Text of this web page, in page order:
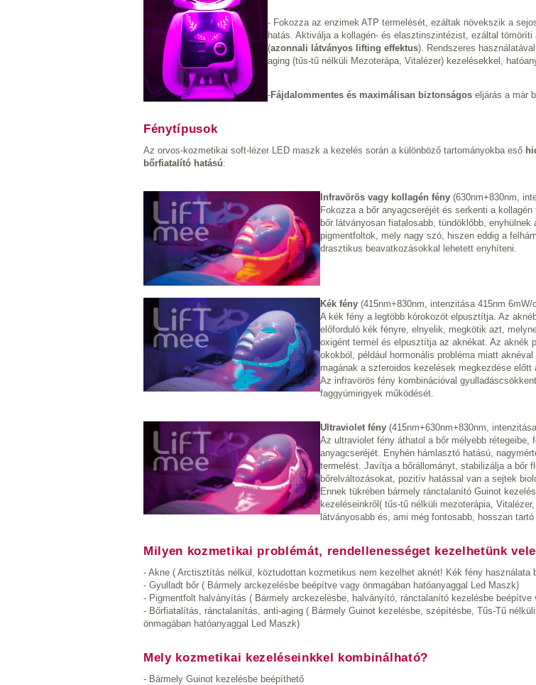
- Fokozza az enzimek ATP termelését, ezáltak növekszik a
hatás. Aktiválja a kollagén- és elasztinszintézist, ezáltal
(azonnali látványos lifting effektus). Rendszeres
aging (tűs-tű nélküli Mezoterápa, Vitalézer) kezelésekkel,
-Fájdalommentes és maximálisan biztonságos eljárás a már
Fénytípusok
Az orvos-kozmetikai soft-lézer LED maszk a kezelés során a különböző tartományokba eső
bőrfiatalító hatású:
Infravörös vagy kollagén fény (630nm+830nm,
Fokozza a bőr anyagcseréjét és serkenti a
bőr látványosan fiatalosabb, tündöklőbb,
pigmentfoltok, mely nagy szó, hiszen eddig a
drasztikus beavatkozásokkal lehetett enyhíteni.
Kék fény (415nm+830nm, intenzitása 415nm 6mW/
A kék fény a legtöbb kórokozót elpusztítja. Az
előforduló kék fényre, elnyelik, megkötik azt,
oxigént termel és elpusztítja az aknékat. Az aknék
okokból, például hormonális probléma miatt
magának a szteroidos kezelések megkezdése előtt
Az infravörös fény kombinációval
faggyúmirigyek működését.
Ultraviolet fény (415nm+630nm+830nm,
Az ultraviolet fény áthatol a bőr mélyebb
anyagcseréjét. Enyhén hámlasztó hatású,
termelést. Javítja a bőrállományt, stabilizálja a bőr
bőrelváltozásokat, pozitív hatással van a sejtek
Ennek tükrében bármely ránctalanító Guinot
kezeléseinkről( tűs-tű nélküli mezoterápia,
látványosabb és, ami még fontosabb, hosszan
Milyen kozmetikai problémát, rendellenességet kezelhetünk
- Akne ( Arctisztítás nélkül, köztudottan kozmetikus nem kezelhet aknét! Kék fény használata
- Gyulladt bőr ( Bármely arckezelésbe beépítve vagy önmagában hatóanyaggal Led Maszk)
- Pigmentfolt halványítás ( Bármely arckezelésbe, halványító, ránctalanító kezelésbe beépítve
- Bőrfiatalítás, ránctalanítás, anti-aging ( Bármely Guinot kezelésbe, szépítésbe, Tűs-Tű
önmagában hatóanyaggal Led Maszk)
Mely kozmetikai kezeléseinkkel kombinálható?
- Bármely Guinot kezelésbe beépíthető